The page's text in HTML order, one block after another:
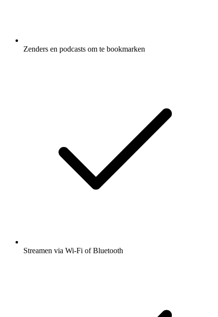
Zenders en podcasts om te bookmarken
Streamen via Wi-Fi of Bluetooth